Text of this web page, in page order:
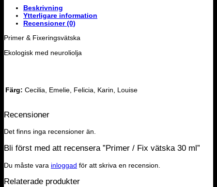
Beskrivning
Ytterligare information
Recensioner (0)
Primer & Fixeringsvätska
Ekologisk med neuroliolja
Färg: Cecilia, Emelie, Felicia, Karin, Louise
Recensioner
Det finns inga recensioner än.
Bli först med att recensera ”Primer / Fix vätska 30 ml”
Du måste vara inloggad för att skriva en recension.
Relaterade produkter